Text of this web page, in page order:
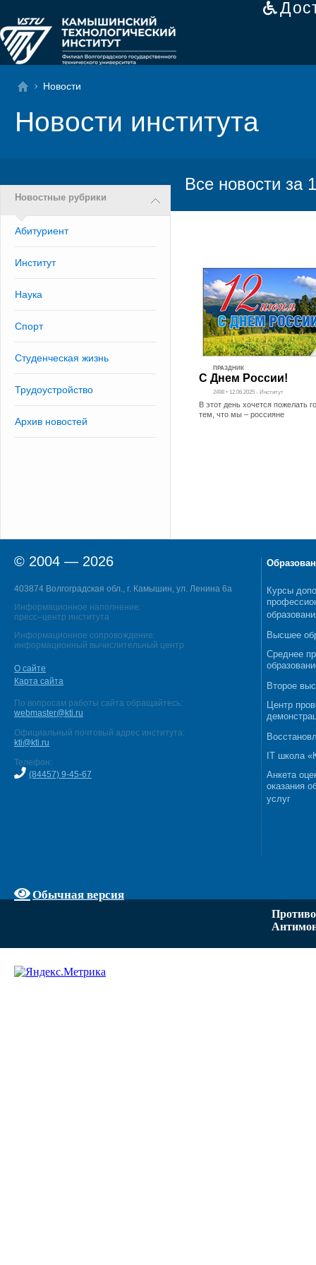
Новости
Новости института
Новостные рубрики
Абитуриент
Институт
Наука
Спорт
Студенческая жизнь
Трудоустройство
Архив новостей
Все новости за
ПРАЗДНИК
С Днем России!
2498 • 12.06.2025 - Институт
В этот день хочется пожелать
тем, что мы – россияне
© 2004 — 2026
403874 Волгоградская обл., г. Камышин, ул. Ленина 6а
Информационное наполнение:
пресс–центр института
Информационное сопровождение:
информационный вычислительный центр
О сайте
Карта сайта
По вопросам работы сайта обращайтесь:
webmaster@kti.ru
Официальный почтовый адрес института:
kti@kti.ru
Телефон:
(84457) 9-45-67
Обычная версия
Курсы
Высшее
Среднее
Второе
Центр
IT школа
Анкета
оказания
услуг